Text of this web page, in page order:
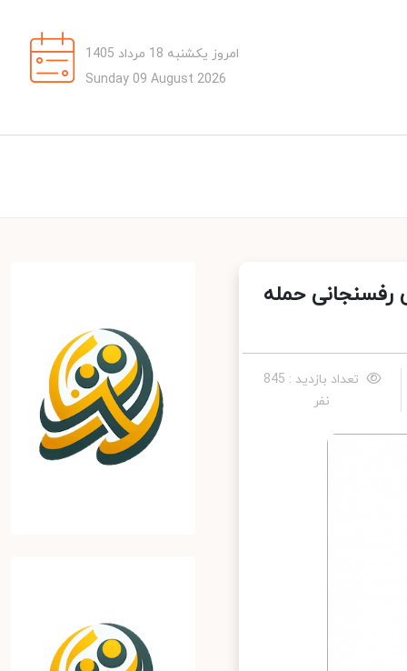
امروز یکشنبه 18 مرداد 1405
Sunday 09 August 2026
حمله
تعداد بازدید : 845
نفر